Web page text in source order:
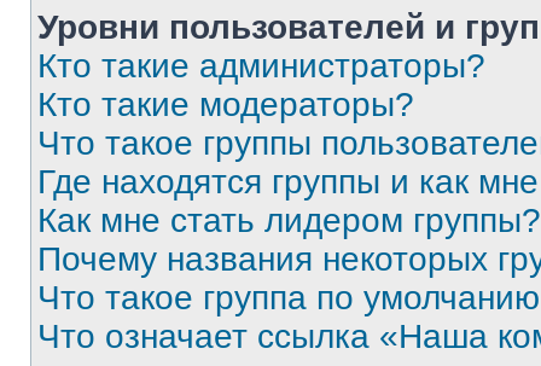
Уровни пользователей и
Кто такие администраторы?
Кто такие модераторы?
Что такое группы
Где находятся группы и как
Как мне стать лидером группы?
Почему названия некоторых
Что такое группа по
Что означает ссылка «Наша